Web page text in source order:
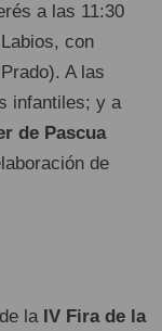
a las 11:30
con
A las
infantiles; y a
de Pascua
de
la IV Fira de la